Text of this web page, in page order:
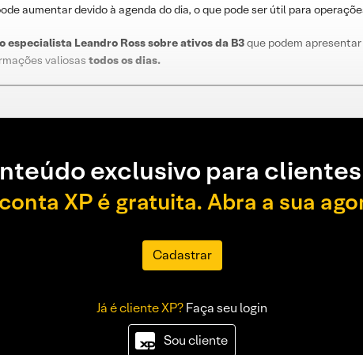
aumentar devido à agenda do dia, o que pode ser útil para
especialista Leandro Rosssobreativos da B3que podem
valiosas todos os dias.
exclusivo para
XP é gratuita. Abra a sua
Cadastrar
Já é cliente XP?Faça seu login
Sou cliente